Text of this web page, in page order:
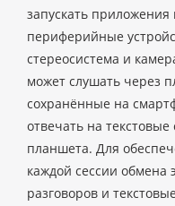
запускать приложения
периферийные
стереосистема и
может слушать через
сохранённые на
отвечать на
планшета. Для
каждой сессии обмена
разговоров и